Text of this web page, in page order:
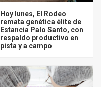
Hoy lunes, El Rodeo
remata genética élite de
Estancia Palo Santo, con
respaldo productivo en
pista y a campo